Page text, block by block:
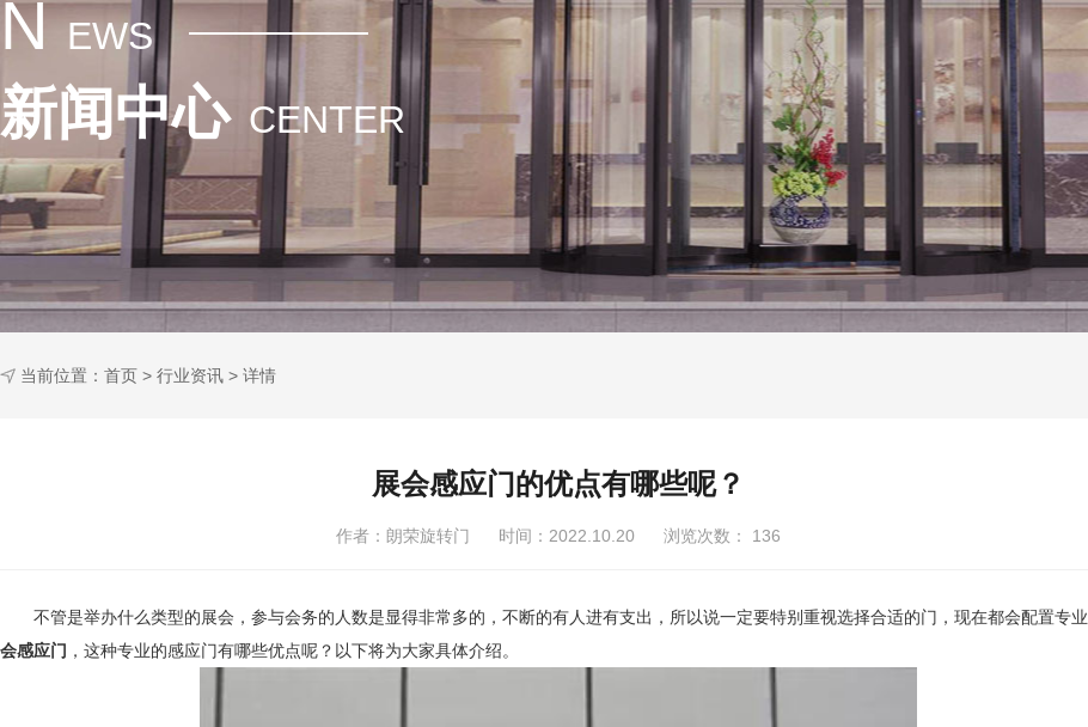
NEWS
新闻中心 CENTER
当前位置： 首页 > 行业资讯 > 详情
展会感应门的优点有哪些呢？
作者：朗荣旋转门 时间：2022.10.20 浏览次数： 136
不管是举办什么类型的展会，参与会务的人数是显得非常多的，不断的有人进有支出，所以说一定要特别重视选择合适的门，现在都会配置专业
会感应门 ，这种专业的感应门有哪些优点呢？以下将为大家具体介绍。